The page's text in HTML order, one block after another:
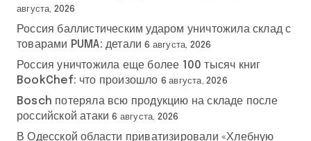
августа, 2026
Россия баллистическим ударом уничтожила склад с
товарами PUMA: детали 6 августа, 2026
Россия уничтожила еще более 100 тысяч книг
BookChef: что произошло 6 августа, 2026
Bosch потеряла всю продукцию на складе после
российской атаки 6 августа, 2026
В Одесской области приватизировали «Хлебную